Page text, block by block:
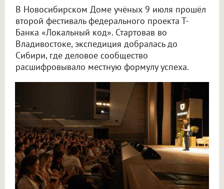
В Новосибирском Доме учёных 9 июля прошёл
второй фестиваль федерального проекта Т-
Банка «Локальный код». Стартовав во
Владивостоке, экспедиция добралась до
Сибири, где деловое сообщество
расшифровывало местную формулу успеха.